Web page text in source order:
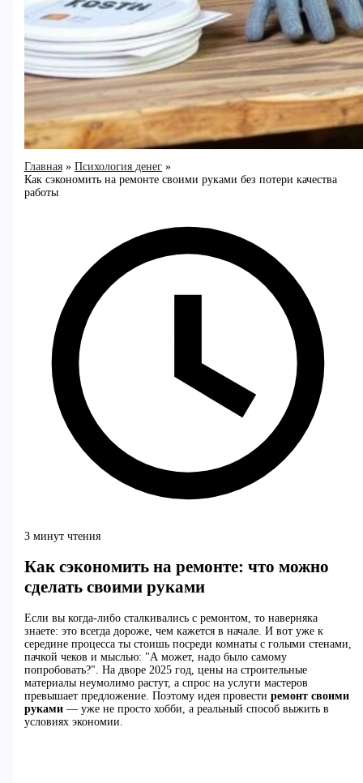
Главная
Психология денег
Как сэкономить на ремонте своими руками без потери качества
работы
3 минут чтения
Как сэкономить на ремонте: что можно
сделать своими руками
Если вы когда-либо сталкивались с ремонтом, то наверняка
знаете: это всегда дороже, чем кажется в начале. И вот уже к
середине процесса ты стоишь посреди комнаты с голыми стенами,
пачкой чеков и мыслью: "А может, надо было самому
попробовать?". На дворе 2025 год, цены на строительные
материалы неумолимо растут, а спрос на услуги мастеров
превышает предложение. Поэтому идея провести ремонт своими
руками— уже не просто хобби, а реальный способ выжить в
условиях экономии.